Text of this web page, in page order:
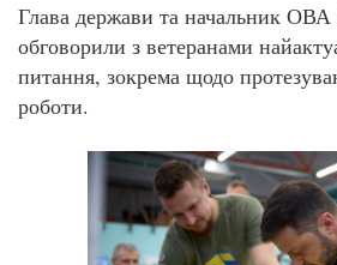
Глава держави та начальник ОВА
обговорили з ветеранами
питання, зокрема щодо
роботи.